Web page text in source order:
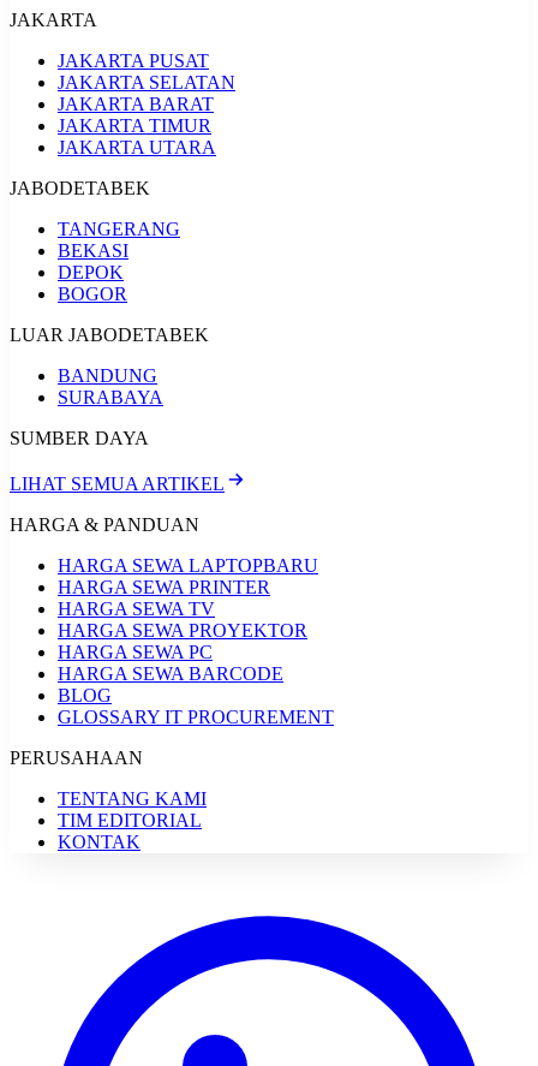
JAKARTA
JAKARTA PUSAT
JAKARTA SELATAN
JAKARTA BARAT
JAKARTA TIMUR
JAKARTA UTARA
JABODETABEK
TANGERANG
BEKASI
DEPOK
BOGOR
LUAR JABODETABEK
BANDUNG
SURABAYA
SUMBER DAYA
LIHAT SEMUA ARTIKEL
HARGA & PANDUAN
HARGA SEWA LAPTOPBARU
HARGA SEWA PRINTER
HARGA SEWA TV
HARGA SEWA PROYEKTOR
HARGA SEWA PC
HARGA SEWA BARCODE
BLOG
GLOSSARY IT PROCUREMENT
PERUSAHAAN
TENTANG KAMI
TIM EDITORIAL
KONTAK